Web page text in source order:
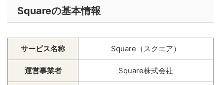
Squareの基本情報
サービス名称 Square（スクエア）
運営事業者 Square株式会社